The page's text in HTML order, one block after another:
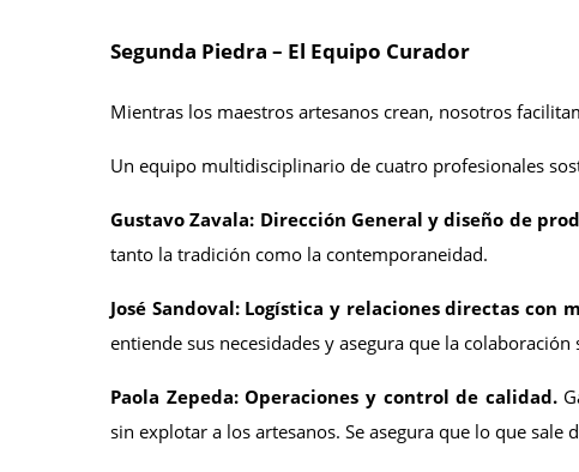
Segunda Piedra – El Equipo Curador
Mientras los maestros artesanos crean, nosotros
Un equipo multidisciplinario de cuatro profesionales
Gustavo Zavala: Dirección General y diseño de
tanto la tradición como la contemporaneidad.
José Sandoval: Logística y relaciones directas con
entiende sus necesidades y asegura que la colaboración
Paola Zepeda: Operaciones y control de calidad.
sin explotar a los artesanos. Se asegura que lo que sale